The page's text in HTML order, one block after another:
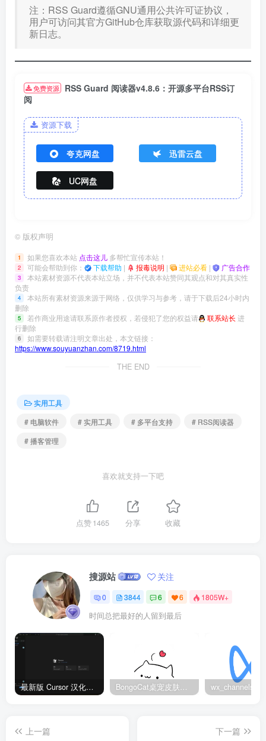
注：RSS Guard遵循GNU通用公共许可证协议，
用户可访问其官方GitHub仓库获取源代码和详细更
新日志。
免费资源
RSS Guard 阅读器v4.8.6：开源多平台RSS订
阅
资源下载
夸克网盘 迅雷云盘
UC网盘
© 版权声明
1 如果您喜欢本站 点击这儿 多帮忙宣传本站！
2 可能会帮助到你： 下载帮助 | 报毒说明 | 进站必看 | 广告合作
3
本站素材资源不代表本站立场，并不代表本站赞同其观点和对其真实性
负责
4
本站所有素材资源来源于网络，仅供学习与参考，请于下载后24小时内
删除
5 若作商业用途请联系原作者授权，若侵犯了您的权益请 联系站长 进
行删除
6
如需要转载请注明文章出处，本文链接：
https://www.souyuanzhan.com/8719.html
THE END
实用工具
# 电脑软件
# 实用工具 # 多平台支持
# RSS阅读器
# 播客管理
喜欢就支持一下吧
点赞1465 分享 收藏
搜源站 关注
0 3844 6 6 1805W+
时间总把最好的人留到最后
最新版 Cursor 汉化设置中文教程（两种简单方法，附中文语言包下载）
上一篇
下一篇